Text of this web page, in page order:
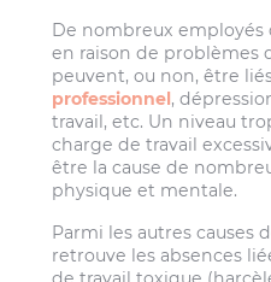
De nombreux employés
en raison de problèmes
peuvent, ou non, être
professionnel,
travail, etc. Un niveau
charge de travail
être la cause de
physique et mentale.
Parmi les autres causes
retrouve les absences